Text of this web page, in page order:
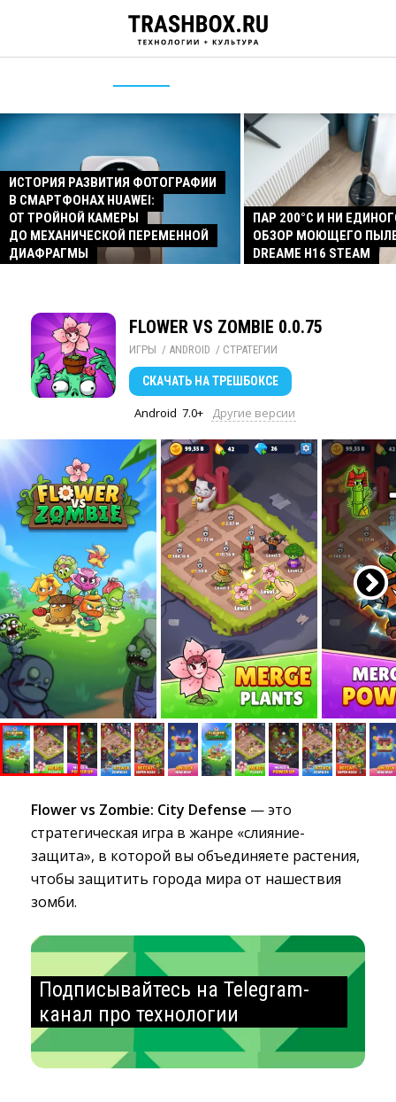
ИСТОРИЯ РАЗВИТИЯ ФОТОГРАФИИ
В СМАРТФОНАХ HUAWEI:
ОТ ТРОЙНОЙ КАМЕРЫ
ДО МЕХАНИЧЕСКОЙ ПЕРЕМЕННОЙ
ДИАФРАГМЫ
ПАР 200°C И НИ
ОБЗОР МОЮЩЕГО
DREAME H16 STEAM
FLOWER VS ZOMBIE 0.0.75
ИГРЫ / ANDROID / СТРАТЕГИИ
СКАЧАТЬ НА ТРЕШБОКСЕ
Android 7.0+ Другие версии
Flower vs Zombie: City Defense — это
стратегическая игра в жанре «слияние-
защита», в которой вы объединяете растения,
чтобы защитить города мира от нашествия
зомби.
Подписывайтесь на Telegram-
канал про технологии